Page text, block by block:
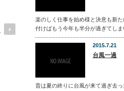
楽のしく仕事を始め様と決意も新
付けばもう今年も半分が過ぎてしま
2015.7.21
台風一過
昔は夏の終りに台風が来て過ぎ去